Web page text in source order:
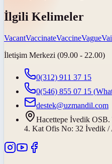
İlgili Kelimeler
VacantVaccinateVaccineVague
İletişim Merkezi (09.00 - 22.00)
0(312) 911 37 15
0(546) 855 07 15
destek@uzmandil.com
Hacettepe İvedik
4. Kat Ofis No: 32 İvedik